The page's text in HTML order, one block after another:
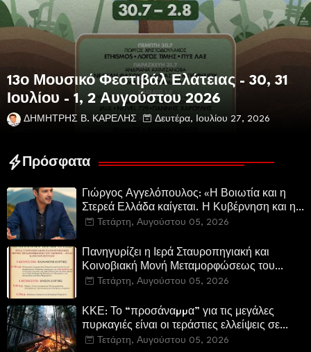
Το 2ο Street Food Festival Γλύφας έρχεται
στη Γλύφα!
ΔΗΜΗΤΡΗΣ Β. ΚΑΡΕΛΗΣ Δευτέρα, Ιουλίου 27, 2026
Πρόσφατα
Γιώργος Αγγελόπουλος: «Η Βοιωτία και η
Στερεά Ελλάδα καίγεται. Η Κυβέρνηση και η
Περιφερειακή Αρχή αυτοθαυμάζονται.»
Τετάρτη, Αυγούστου 05, 2026
Πανηγυρίζει η Ιερά Σταυροπηγιακή και
Κοινοβιακή Μονή Μεταμορφώσεως του
Σωτήρος Καμενων Βουρλων (Μονή Αγιάς ή
Τετάρτη, Αυγούστου 05, 2026
ΚΚΕ: Το “προσάναµµα” για τις μεγάλες
πυρκαγιές είναι οι τεράστιες ελλείψεις σε
µέσα και προσωπικό στην Πυροσβεστική και
Τετάρτη, Αυγούστου 05, 2026